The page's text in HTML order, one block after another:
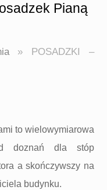
Pianą
» POSADZKI –
to wielowymiarowa
doznań dla stóp
a skończywszy na
budynku.